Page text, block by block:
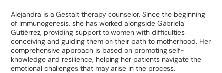
Alejandra is a Gestalt therapy counselor. Since the beginning
of Immunogenesis, she has worked alongside Gabriela
Gutiérrez, providing support to women with difficulties
conceiving and guiding them on their path to motherhood. Her
comprehensive approach is based on promoting self-
knowledge and resilience, helping her patients navigate the
emotional challenges that may arise in the process.